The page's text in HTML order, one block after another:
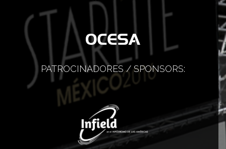
PATROCINADORES / SPONSORS: